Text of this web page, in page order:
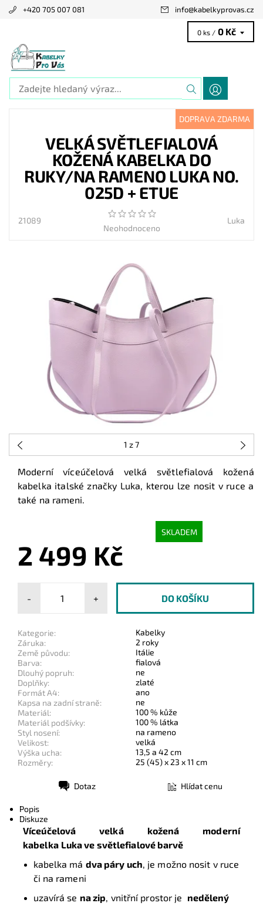
+420 705 007 081 info@kabelkyprovas.cz
0 ks / 0 Kč
DOPRAVA ZDARMA
VELKÁ SVĚTLEFIALOVÁ
KOŽENÁ KABELKA DO
RUKY/NA RAMENO LUKA NO.
025D + ETUE
21089
Neohodnoceno
Luka
1 z 7
Moderní víceúčelová velká světlefialová kožená
kabelka italské značky Luka, kterou lze nosit v ruce a
také na rameni.
SKLADEM
2 499 Kč
- +
Kategorie:
Kabelky
Záruka:
2 roky
Země původu:
Itálie
Barva:
fialová
Dlouhý popruh:
ne
Doplňky:
zlaté
Formát A4:
ano
Kapsa na zadní straně:
ne
Materiál:
100 % kůže
Materiál podšívky:
100 % látka
Styl nosení:
na rameno
Velikost:
velká
Výška ucha:
13,5 a 42 cm
Rozměry:
25 (45) x 23 x 11 cm
Dotaz Hlídat cenu
Popis
Diskuze
Víceúčelová velká kožená moderní
kabelka Lukave světlefialové barvě
kabelka má dva páry uch je možno nosit v ruce
či na rameni
uzavírá se na zip , vnitřní prostor je nedělený